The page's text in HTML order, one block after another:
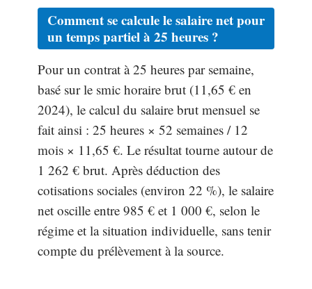
Comment se calcule lesalaire net pour
un temps partiel à 25 heures ?
Pour un contrat à 25 heures par semaine,
basé sur le smic horaire brut (11,65 € en
2024), le calcul du salaire brut mensuel se
fait ainsi : 25 heures × 52 semaines / 12
mois × 11,65 €. Le résultat tourne autour de
1 262 € brut. Après déduction des
cotisations sociales (environ 22 %), le salaire
net oscille entre 985 € et 1 000 €, selon le
régime et la situation individuelle, sans tenir
compte du prélèvement à la source.